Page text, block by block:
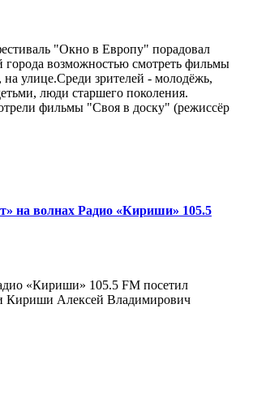
"Окно в Европу" порадовал
города возможностью смотреть фильмы
на улице.Среди зрителей - молодёжь,
люди старшего поколения.
фильмы "Своя в доску" (режиссёр
на волнах Радио «Кириши» 105.5
«Кириши» 105.5 FM посетил
Кириши Алексей Владимирович